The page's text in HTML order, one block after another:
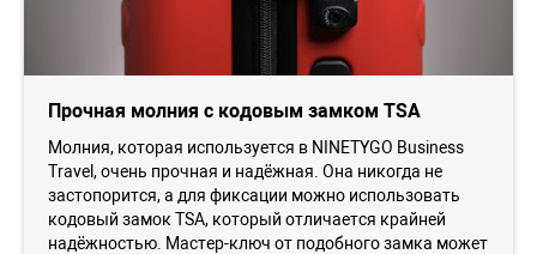
Прочная молния с кодовым замком TSA
Молния, которая используется в NINETYGO Business
Travel, очень прочная и надёжная. Она никогда не
застопорится, а для фиксации можно использовать
кодовый замок TSA, который отличается крайней
надёжностью. Мастер-ключ от подобного замка может